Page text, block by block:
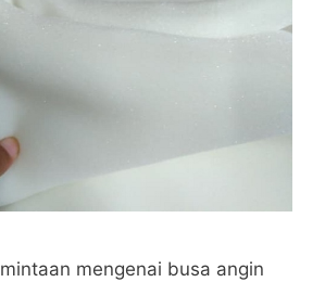
mengenai busa angin